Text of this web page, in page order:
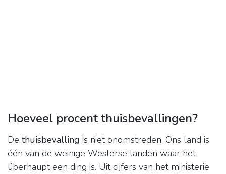
Hoeveel procent thuisbevallingen?
De thuisbevalling is niet onomstreden. Ons land is
één van de weinige Westerse landen waar het
überhaupt een ding is. Uit cijfers van het ministerie